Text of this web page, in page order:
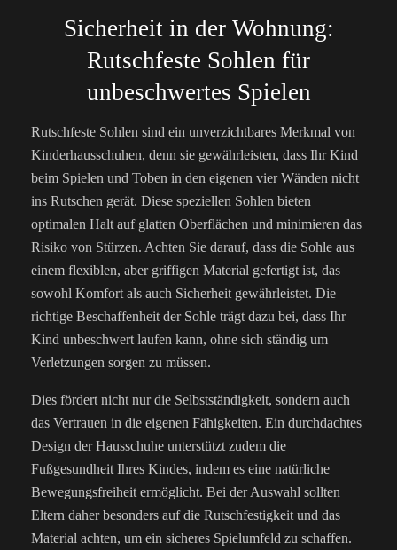
Sicherheit in der Wohnung:
Rutschfeste Sohlen für
unbeschwertes Spielen
Rutschfeste Sohlen sind ein unverzichtbares Merkmal von
Kinderhausschuhen, denn sie gewährleisten, dass Ihr Kind
beim Spielen und Toben in den eigenen vier Wänden nicht
ins Rutschen gerät. Diese speziellen Sohlen bieten
optimalen Halt auf glatten Oberflächen und minimieren das
Risiko von Stürzen. Achten Sie darauf, dass die Sohle aus
einem flexiblen, aber griffigen Material gefertigt ist, das
sowohl Komfort als auch Sicherheit gewährleistet. Die
richtige Beschaffenheit der Sohle trägt dazu bei, dass Ihr
Kind unbeschwert laufen kann, ohne sich ständig um
Verletzungen sorgen zu müssen.
Dies fördert nicht nur die Selbstständigkeit, sondern auch
das Vertrauen in die eigenen Fähigkeiten. Ein durchdachtes
Design der Hausschuhe unterstützt zudem die
Fußgesundheit Ihres Kindes, indem es eine natürliche
Bewegungsfreiheit ermöglicht. Bei der Auswahl sollten
Eltern daher besonders auf die Rutschfestigkeit und das
Material achten, um ein sicheres Spielumfeld zu schaffen.